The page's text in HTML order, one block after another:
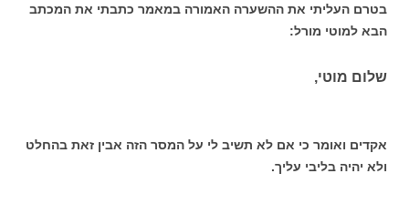
בטרם העליתי את ההשערה האמורה במאמר כתבתי את המכתב
הבא למוטי מורל:
שלום מוטי,
אקדים ואומר כי אם לא תשיב לי על המסר הזה אבין זאת בהחלט
ולא יהיה בליבי עליך.